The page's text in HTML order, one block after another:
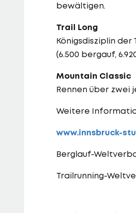
bewältigen.
Trail Long
Königsdisziplin der
(6.500 bergauf,
Mountain Classic
Rennen über zwei
Weitere
www.innsbruck-
Berglauf-
Trailrunning-